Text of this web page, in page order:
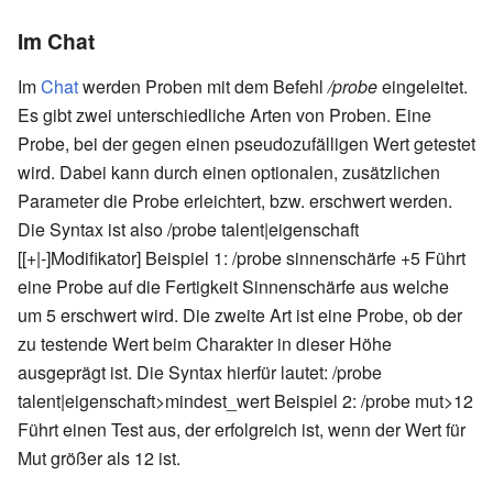
Im Chat
ImChatwerden Proben mit dem Befehl/probeeingeleitet.
Es gibt zwei unterschiedliche Arten von Proben. Eine
Probe, bei der gegen einen pseudozufälligen Wert getestet
wird. Dabei kann durch einen optionalen, zusätzlichen
Parameter die Probe erleichtert, bzw. erschwert werden.
Die Syntax ist also /probe talent|eigenschaft
[[+|-]Modifikator] Beispiel 1: /probe sinnenschärfe +5 Führt
eine Probe auf die Fertigkeit Sinnenschärfe aus welche
um 5 erschwert wird. Die zweite Art ist eine Probe, ob der
zu testende Wert beim Charakter in dieser Höhe
ausgeprägt ist. Die Syntax hierfür lautet: /probe
talent|eigenschaft>mindest_wert Beispiel 2: /probe mut>12
Führt einen Test aus, der erfolgreich ist, wenn der Wert für
Mut größer als 12 ist.